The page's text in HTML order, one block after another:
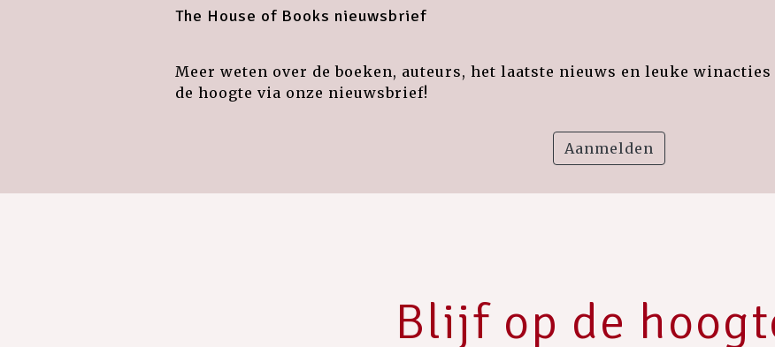
The House of Books nieuwsbrief
Meer weten over de boeken, auteurs, het laatste nieuws en leuke
de hoogte via onze nieuwsbrief!
Aanmelden
Blijf op de